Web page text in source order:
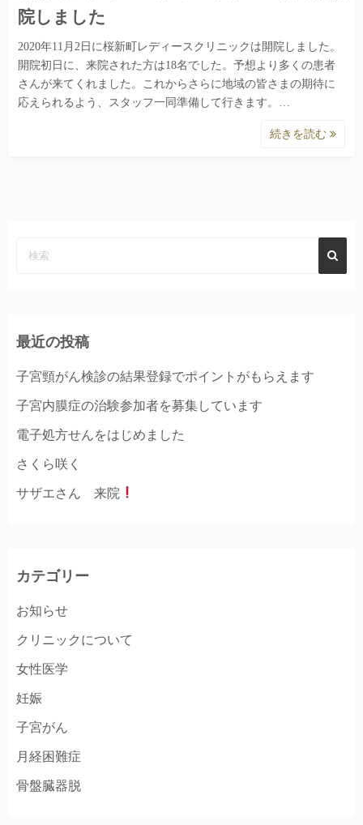
院しました
2020年11月2日に桜新町レディースクリニックは開院しました。
開院初日に、来院された方は18名でした。予想より多くの患者
さんが来てくれました。これからさらに地域の皆さまの期待に
応えられるよう、スタッフ一同準備して行きます。…
続きを読む
最近の投稿
子宮頸がん検診の結果登録でポイントがもらえます
子宮内膜症の治験参加者を募集しています
電子処方せんをはじめました
さくら咲く
サザエさん 来院
カテゴリー
お知らせ
クリニックについて
女性医学
妊娠
子宮がん
月経困難症
骨盤臓器脱